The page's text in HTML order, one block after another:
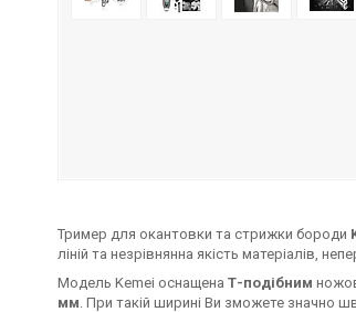
Тример для окантовки та стрижки бороди
ліній та незрівнянна якість матеріалів,
Модель Kemei оснащена Т-подібним
мм. При такій ширині Ви зможете значно